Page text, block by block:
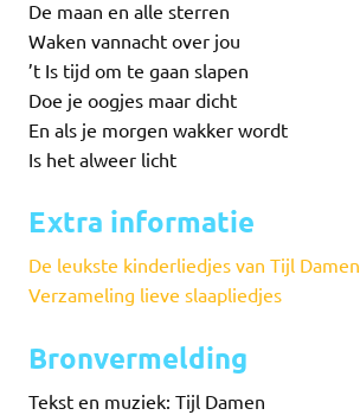
De maan en alle sterren
Waken vannacht over jou
’t Is tijd om te gaan slapen
Doe je oogjes maar dicht
En als je morgen wakker wordt
Is het alweer licht
Extra informatie
De leukste kinderliedjes van Tijl Damen
Verzameling lieve slaapliedjes
Bronvermelding
Tekst en muziek: Tijl Damen